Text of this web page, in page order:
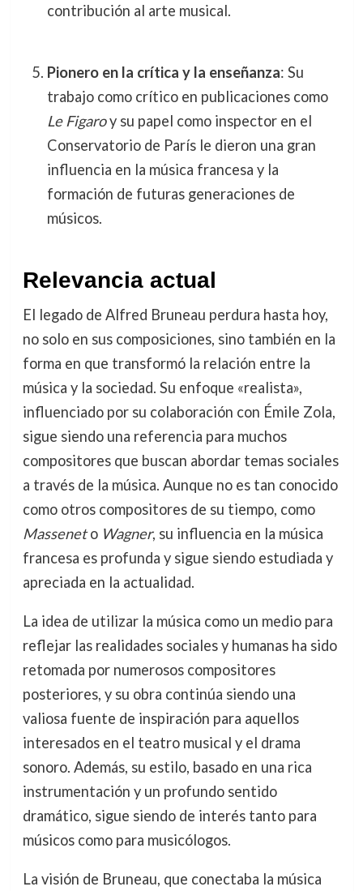
contribución al arte musical.
Pionero en la crítica y la enseñanza: Su
trabajo como crítico en publicaciones como
Le Figaroy su papel como inspector en el
Conservatorio de París le dieron una gran
influencia en la música francesa y la
formación de futuras generaciones de
músicos.
Relevancia actual
El legado de Alfred Bruneau perdura hasta hoy,
no solo en sus composiciones, sino también en la
forma en que transformó la relación entre la
música y la sociedad. Su enfoque «realista»,
influenciado por su colaboración con Émile Zola,
sigue siendo una referencia para muchos
compositores que buscan abordar temas sociales
a través de la música. Aunque no es tan conocido
como otros compositores de su tiempo, como
Masseneto Wagner, su influencia en la música
francesa es profunda y sigue siendo estudiada y
apreciada en la actualidad.
La idea de utilizar la música como un medio para
reflejar las realidades sociales y humanas ha sido
retomada por numerosos compositores
posteriores, y su obra continúa siendo una
valiosa fuente de inspiración para aquellos
interesados en el teatro musical y el drama
sonoro. Además, su estilo, basado en una rica
instrumentación y un profundo sentido
dramático, sigue siendo de interés tanto para
músicos como para musicólogos.
La visión de Bruneau, que conectaba la música